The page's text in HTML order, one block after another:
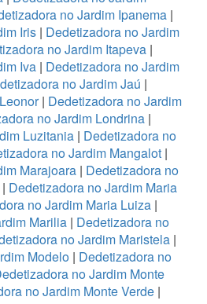
no Jardim Ipanema |
Iris| Dedetizadora no Jardim
no Jardim Itapeva |
Iva| Dedetizadora no Jardim
no Jardim Jaú |
| Dedetizadora no Jardim
no Jardim Londrina |
Luzitania| Dedetizadora no
no Jardim Mangalot|
Marajoara | Dedetizadora no
| Dedetizadora no Jardim Maria
no Jardim Maria Luiza |
Marilia | Dedetizadora no
no Jardim Maristela|
Modelo| Dedetizadora no
no Jardim Monte
no Jardim Monte Verde |